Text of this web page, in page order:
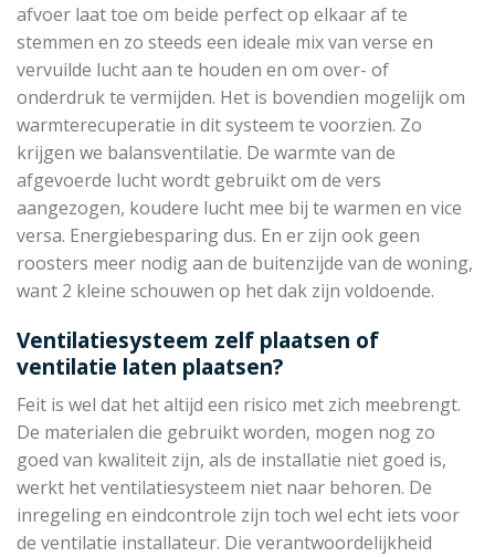
afvoer laat toe om beide perfect op elkaar af te
stemmen en zo steeds een ideale mix van verse en
vervuilde lucht aan te houden en om over- of
onderdruk te vermijden. Het is bovendien mogelijk om
warmterecuperatie in dit systeem te voorzien. Zo
krijgen we balansventilatie. De warmte van de
afgevoerde lucht wordt gebruikt om de vers
aangezogen, koudere lucht mee bij te warmen en vice
versa. Energiebesparing dus. En er zijn ook geen
roosters meer nodig aan de buitenzijde van de woning,
want 2 kleine schouwen op het dak zijn voldoende.
Ventilatiesysteem zelf plaatsen of
ventilatie laten plaatsen?
Feit is wel dat het altijd een risico met zich meebrengt.
De materialen die gebruikt worden, mogen nog zo
goed van kwaliteit zijn, als de installatie niet goed is,
werkt het ventilatiesysteem niet naar behoren. De
inregeling en eindcontrole zijn toch wel echt iets voor
de ventilatie installateur. Die verantwoordelijkheid